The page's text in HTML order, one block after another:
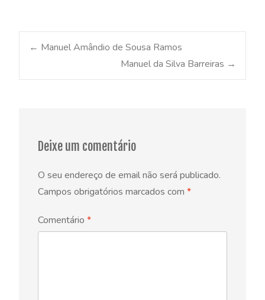
Post
← Manuel Amândio de Sousa Ramos
Manuel da Silva Barreiras →
Deixe um comentário
O seu endereço de email não será publicado.
Campos obrigatórios marcados com *
Comentário *